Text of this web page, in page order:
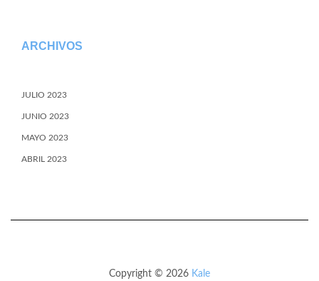
ARCHIVOS
JULIO 2023
JUNIO 2023
MAYO 2023
ABRIL 2023
Copyright © 2026 Kale